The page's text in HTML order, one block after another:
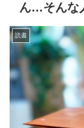
ん…そんな
読書